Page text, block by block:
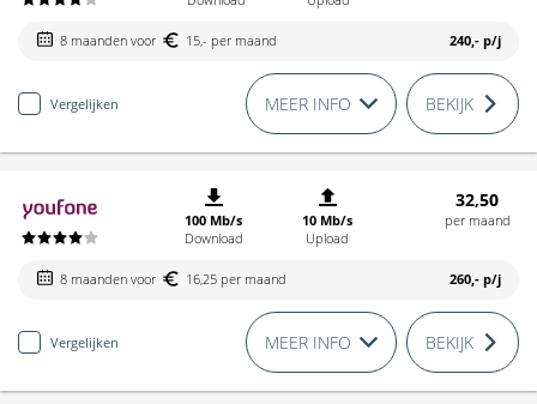
8 maanden voor 15,- per maand 240,- p/j
Vergelijken MEER INFO BEKIJK
100 Mb/s
Download
10 Mb/s
Upload
32,50
per maand
8 maanden voor 16,25 per maand 260,- p/j
Vergelijken MEER INFO BEKIJK